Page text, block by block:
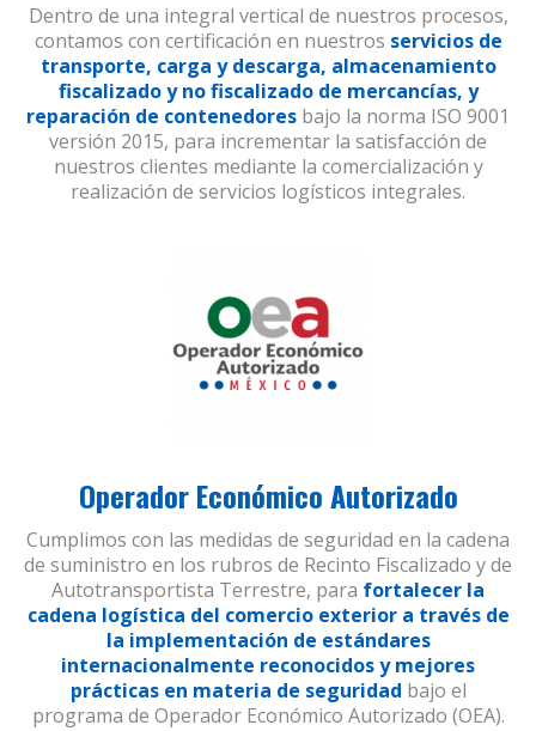
Dentro de una integral vertical de nuestros procesos,
contamos con certificación en nuestros servicios de
transporte, carga y descarga, almacenamiento
fiscalizado y no fiscalizado de mercancías, y
reparación de contenedores bajo la norma ISO 9001
versión 2015, para incrementar la satisfacción de
nuestros clientes mediante la comercialización y
realización de servicios logísticos integrales.
Operador Económico Autorizado
Cumplimos con las medidas de seguridad en la cadena
de suministro en los rubros de Recinto Fiscalizado y de
Autotransportista Terrestre, para fortalecer la
cadena logística del comercio exterior a través de
la implementación de estándares
internacionalmente reconocidos y mejores
prácticas en materia de seguridad bajo el
programa de Operador Económico Autorizado (OEA).